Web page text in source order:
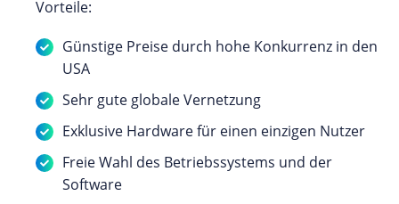
Vorteile:
Günstige Preise durch hohe Konkurrenz in den
USA
Sehr gute globale Vernetzung
Exklusive Hardware für einen einzigen Nutzer
Freie Wahl des Betriebssystems und der
Software